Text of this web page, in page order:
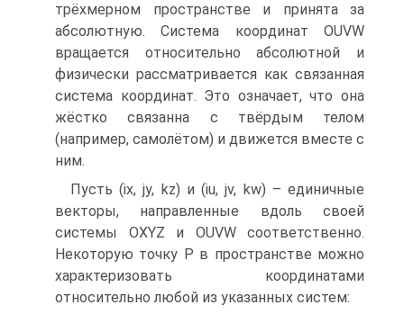
трёхмерном пространстве и принята за
абсолютную. Система координат OUVW
вращается относительно абсолютной и
физически рассматривается как связанная
система координат. Это означает, что она
жёстко связанна с твёрдым телом
(например, самолётом) и движется вместе с
ним.
Пусть (ix, jy, kz) и (iu, jv, kw) – единичные
векторы, направленные вдоль своей
системы OXYZ и OUVW соответственно.
Некоторую точку P в пространстве можно
характеризовать координатами
относительно любой из указанных систем: